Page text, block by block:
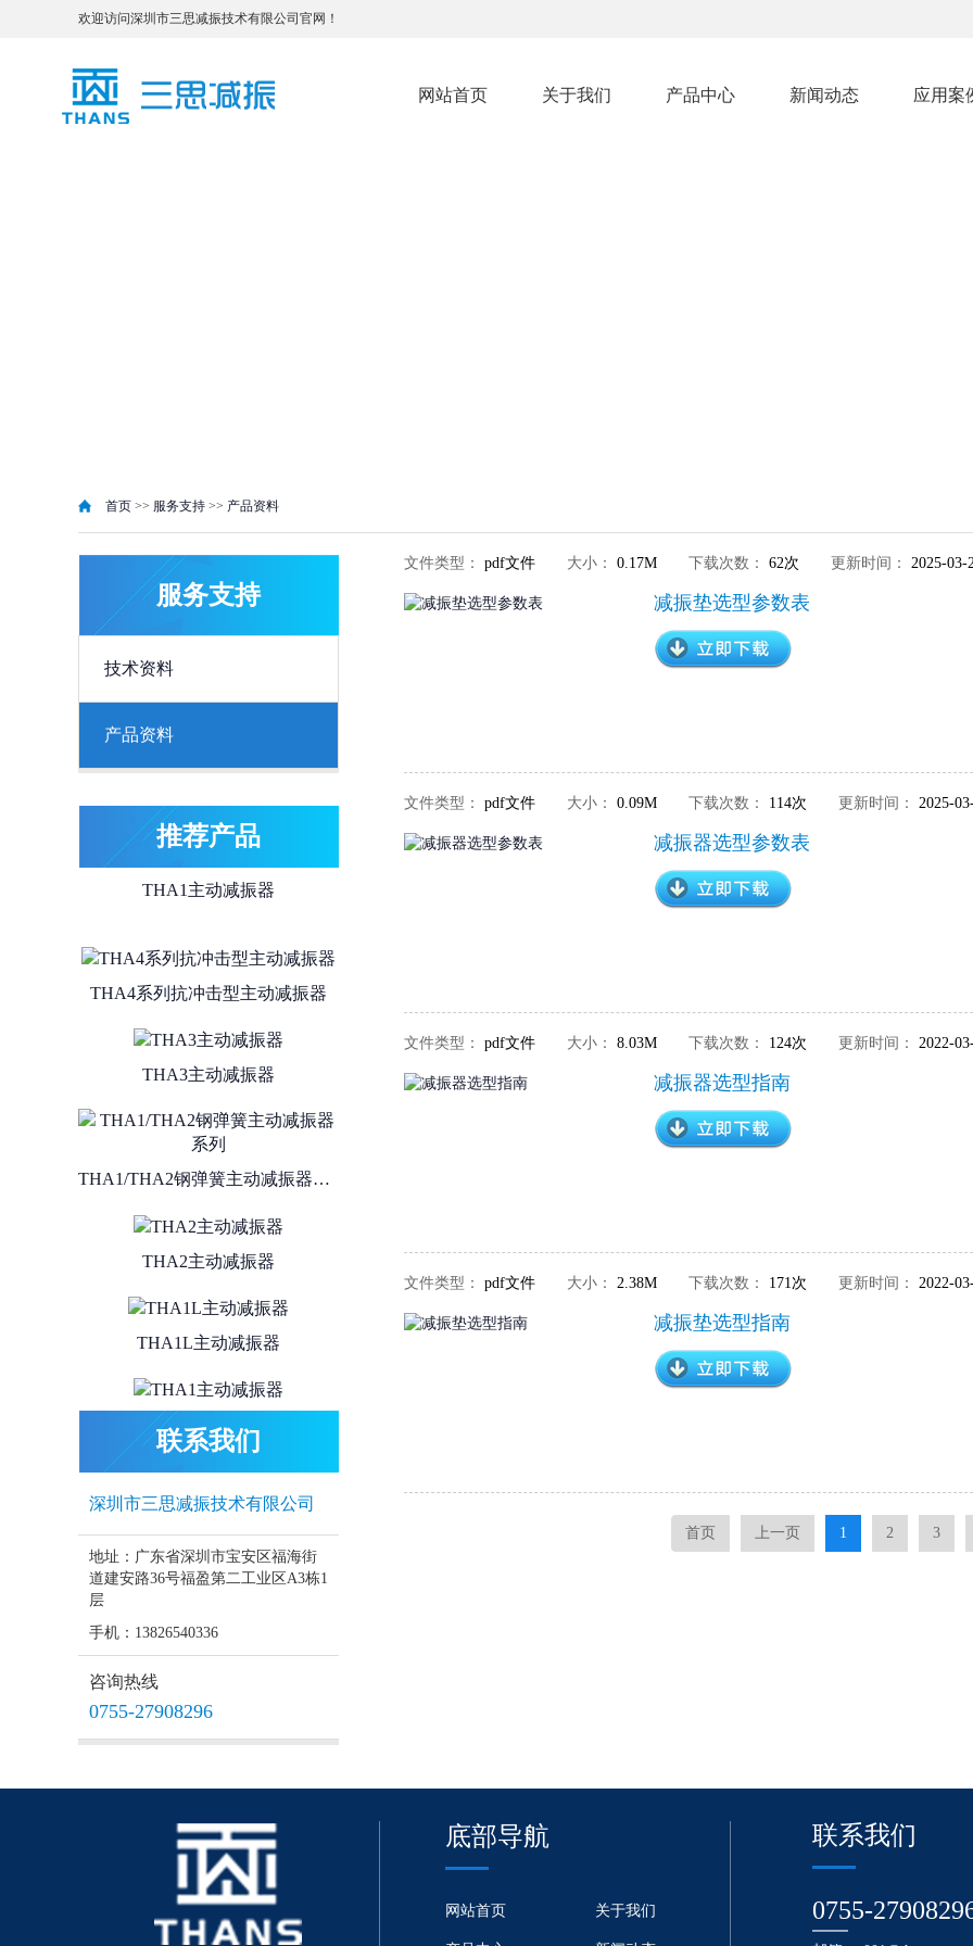
欢迎访问深圳市三思减振技术有限公司官网！
网站首页 关于我们 产品中心 新闻动态 应用案
首页 >> 服务支持 >> 产品资料
服务支持
技术资料
产品资料
推荐产品
THA2主动减振器
THA1主动减振器
THA4系列抗冲击型主动减振器
THA3主动减振器
THA2主动减振器
THA1L主动减振器
THA1主动减振器
联系我们
深圳市三思减振技术有限公司
地址：广东省深圳市宝安区福海街
道建安路36号福盈第二工业区A3栋1
层
手机：13826540336
咨询热线
0755-27908296
文件类型： pdf文件 大小： 0.17M 下载次数： 62次 更新时间： 2025-03-
减振垫选型参数表
文件类型： pdf文件 大小： 0.09M 下载次数： 114次 更新时间： 2025-
减振器选型参数表
文件类型： pdf文件 大小： 8.03M 下载次数： 124次 更新时间： 2022-
减振器选型指南
文件类型： pdf文件 大小： 2.38M 下载次数： 171次 更新时间： 2022-
减振垫选型指南
首页 上一页 1 2 3
底部导航
网站首页 关于我们
联系我们
0755-